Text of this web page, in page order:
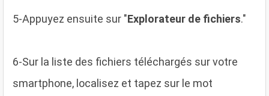
5-Appuyez ensuite sur "Explorateur de fichiers."
6-Sur la liste des fichiers téléchargés sur votre
smartphone, localisez et tapez sur le mot